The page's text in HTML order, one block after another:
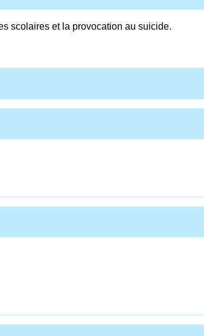
scolaires et la provocation au suicide.